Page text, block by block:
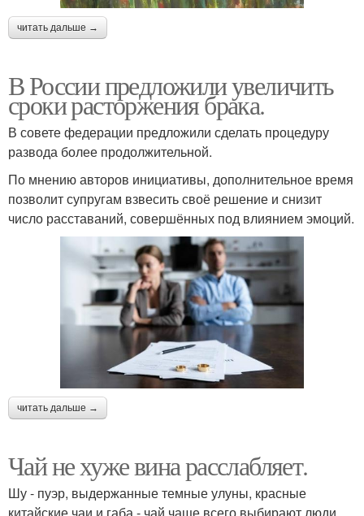
читать дальше →
В России предложили увеличить
сроки расторжения брака.
В совете федерации предложили сделать процедуру
развода более продолжительной.
По мнению авторов инициативы, дополнительное время
позволит супругам взвесить своё решение и снизит
число расставаний, совершённых под влиянием эмоций.
читать дальше →
Чай не хуже вина расслабляет.
Шу - пуэр, выдержанные темные улуны, красные
китайские чаи и габа - чай чаще всего выбирают люди,